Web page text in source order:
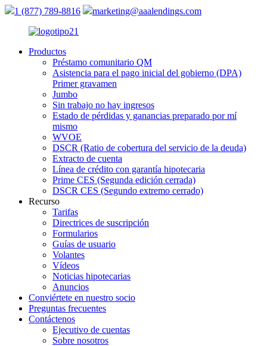
1 (877) 789-8816 marketing@aaalendings.com
Productos
Préstamo comunitario QM
Asistencia para el pago inicial del gobierno (DPA)
Primer gravamen
Jumbo
Sin trabajo no hay ingresos
Estado de pérdidas y ganancias preparado por mí
mismo
WVOE
DSCR (Ratio de cobertura del servicio de la deuda)
Extracto de cuenta
Línea de crédito con garantía hipotecaria
Prime CES (Segunda edición cerrada)
DSCR CES (Segundo extremo cerrado)
Recurso
Tarifas
Directrices de suscripción
Formularios
Guías de usuario
Volantes
Vídeos
Noticias hipotecarias
Anuncios
Conviértete en nuestro socio
Preguntas frecuentes
Contáctenos
Ejecutivo de cuentas
Sobre nosotros